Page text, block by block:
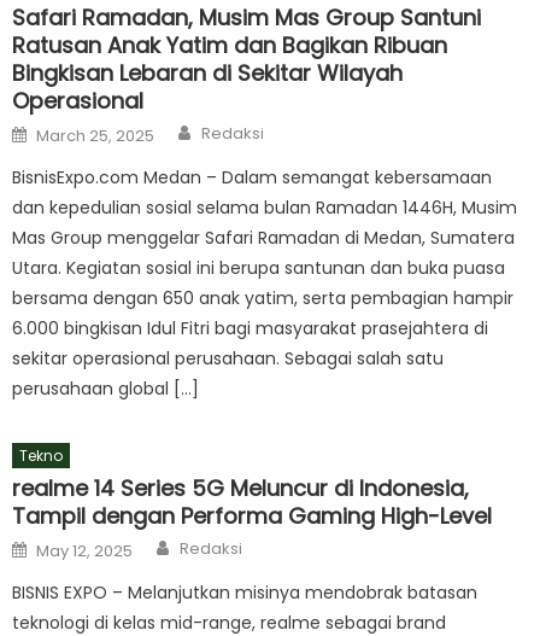
Safari Ramadan, Musim Mas Group Santuni
Ratusan Anak Yatim dan Bagikan Ribuan
Bingkisan Lebaran di Sekitar Wilayah
Operasional
Posted
on
March 25, 2025 Author
Redaksi
BisnisExpo.com Medan – Dalam semangat kebersamaan
dan kepedulian sosial selama bulan Ramadan 1446H, Musim
Mas Group menggelar Safari Ramadan di Medan, Sumatera
Utara. Kegiatan sosial ini berupa santunan dan buka puasa
bersama dengan 650 anak yatim, serta pembagian hampir
6.000 bingkisan Idul Fitri bagi masyarakat prasejahtera di
sekitar operasional perusahaan. Sebagai salah satu
perusahaan global […]
Tekno
realme 14 Series 5G Meluncur di Indonesia,
Tampil dengan Performa Gaming High-Level
Posted
on
May 12, 2025 Author
Redaksi
BISNIS EXPO – Melanjutkan misinya mendobrak batasan
teknologi di kelas mid-range, realme sebagai brand